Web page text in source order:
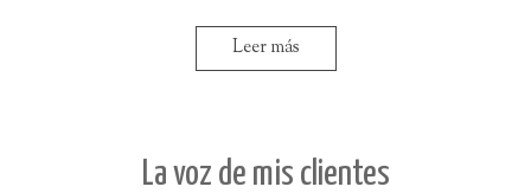
Leer más
La voz de mis clientes